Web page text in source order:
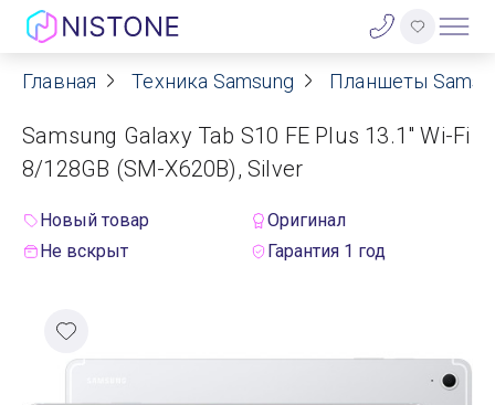
Акции
О нас
Договор оферты
Главная Техника Samsung Планшеты
Samsung Galaxy Tab S10 FE Plus 13.1" Wi-Fi
8/128GB (SM-X620B), Silver
Новый товар
Оригинал
Не вскрыт
Гарантия 1 год